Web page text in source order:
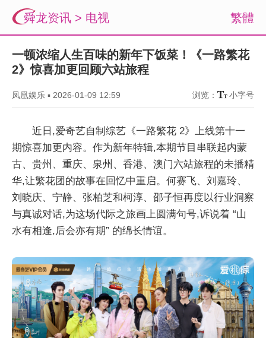
繁體
舜龙资讯 > 电视
一顿浓缩人生百味的新年下饭菜！《一路繁花
2》惊喜加更回顾六站旅程
凤凰娱乐 ▪ 2026-01-09 12:59 浏览： 小字号
近日,爱奇艺自制综艺《一路繁花 2》上线第十一
期惊喜加更内容。作为新年特辑,本期节目串联起内蒙
古、贵州、重庆、泉州、香港、澳门六站旅程的未播精
华,让繁花团的故事在回忆中重启。何赛飞、刘嘉玲、
刘晓庆、宁静、张柏芝和柯淳、邵子恒再度以行业洞察
与真诚对话,为这场代际之旅画上圆满句号,诉说着 “山
水有相逢,后会亦有期” 的绵长情谊。